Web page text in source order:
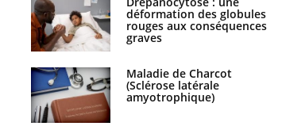
déformation des globules
rouges aux conséquences
graves
Maladie de Charcot
(Sclérose latérale
amyotrophique)